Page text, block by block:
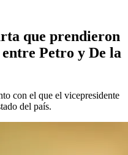
que prendieron
Petro y De la
con el que el vicepresidente
del país.